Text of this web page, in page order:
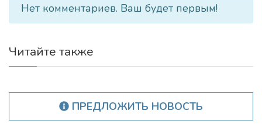
Нет комментариев. Ваш будет первым!
Читайте также
ПРЕДЛОЖИТЬ НОВОСТЬ